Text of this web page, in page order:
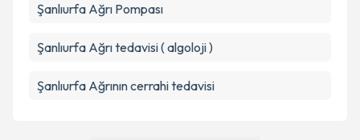
Şanlıurfa Ağrı Pompası
Şanlıurfa Ağrı tedavisi ( algoloji )
Şanlıurfa Ağrının cerrahi tedavisi